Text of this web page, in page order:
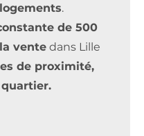
.
de 500
vente dans Lille
de proximité,